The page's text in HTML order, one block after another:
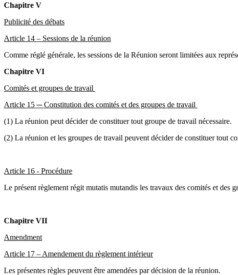
Chapitre V
Publicité des débats
Article 14 – Sessions de la réunion
Comme réglé générale, les sessions de la Réunion seront limitées aux
Chapitre VI
Comités et groupes de travail
Article 15 ─ Constitution des comités et des groupes de travail
(1) La réunion peut décider de constituer tout groupe de travail nécessaire.
(2) La réunion et les groupes de travail peuvent décider de constituer tout
Article 16 - Procédure
Le présent règlement régit mutatis mutandis les travaux des comités et des
Chapitre VII
Amendment
Article 17 – Amendement du règlement intérieur
Les présentes règles peuvent être amendées par décision de la réunion.